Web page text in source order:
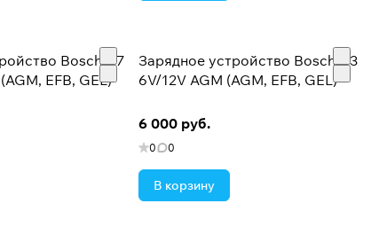
Bosch C7
EFB, GEL)
Зарядное устройство Bosch C3
6V/12V AGM (AGM, EFB, GEL)
6 000 руб.
0 0
В корзину